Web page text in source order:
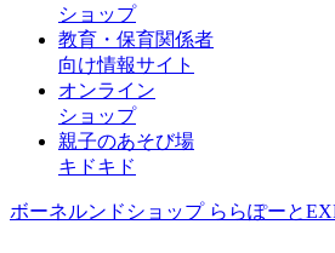
ショップ
教育・保育関係者
向け情報サイト
オンライン
ショップ
親子のあそび場
キドキド
ボーネルンドショップ ららぽーと